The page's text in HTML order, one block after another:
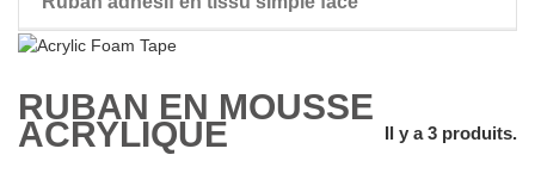
RUBAN EN MOUSSE
ACRYLIQUE Il y a 3 produits.